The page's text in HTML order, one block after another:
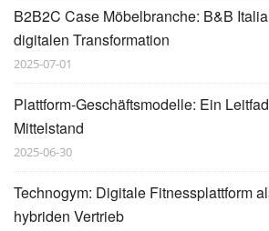
B2B2C Case Möbelbranche: B&B
digitalen Transformation
2025-07-01
Plattform-Geschäftsmodelle: Ein
Mittelstand
2025-06-30
Technogym: Digitale Fitnessplattform
hybriden Vertrieb